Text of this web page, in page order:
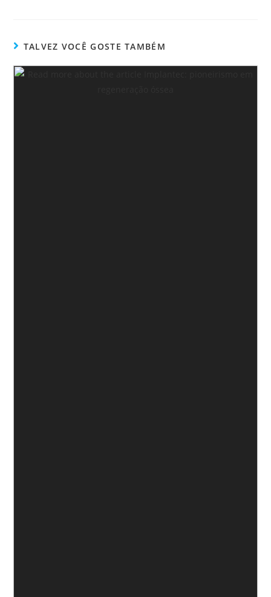
TALVEZ VOCÊ GOSTE TAMBÉM